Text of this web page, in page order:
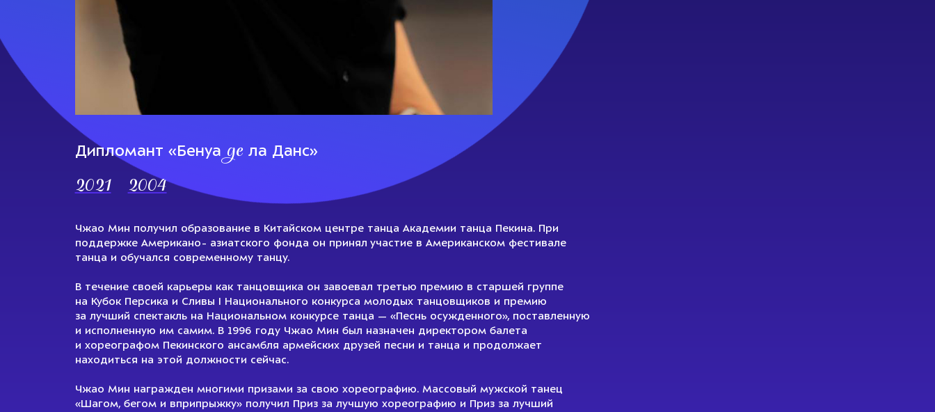
Дипломант «Бенуа де ла Данс»
2021 2004
Чжао Мин получил образование в Китайском центре танца Академии танца Пекина. При
поддержке Американо- азиатского фонда он принял участие в Американском фестивале
танца и обучался современному танцу.
В течение своей карьеры как танцовщика он завоевал третью премию в старшей группе
на Кубок Персика и Сливы I Национального конкурса молодых танцовщиков и премию
за лучший спектакль на Национальном конкурсе танца — «Песнь осужденного», поставленную
и исполненную им самим. В 1996 году Чжао Мин был назначен директором балета
и хореографом Пекинского ансамбля армейских друзей песни и танца и продолжает
находиться на этой должности сейчас.
Чжао Мин награжден многими призами за свою хореографию. Массовый мужской танец
«Шагом, бегом и вприпрыжку» получил Приз за лучшую хореографию и Приз за лучший